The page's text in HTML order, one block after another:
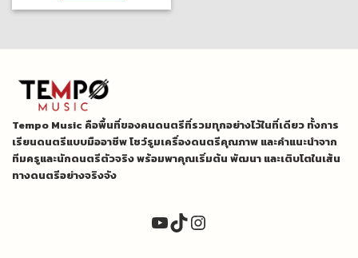
Tempo Music คือพื้นที่ของคนดนตรีที่รวมทุกอย่างไว้ในที่เดียว ทั้งการ
เรียนดนตรีแบบมืออาชีพ โชว์รูมเครื่องดนตรีคุณภาพ และคำแนะนำจาก
ทีมครูและนักดนตรีตัวจริง พร้อมพาคุณเริ่มต้น พัฒนา และเติบโตในเส้น
ทางดนตรีอย่างจริงจัง
YouTube
TikTok
Instagram